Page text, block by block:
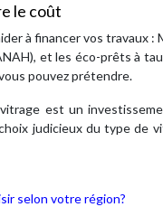
le coût
à financer vos travaux :
et les éco-prêts à
pouvez prétendre.
est un
judicieux du type
selon votre région?